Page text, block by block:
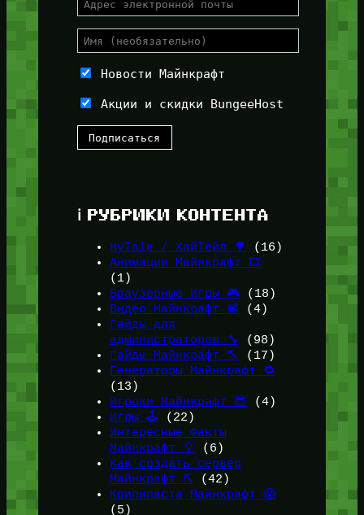
Новости Майнкрафт
Акции и скидки BungeeHost
ℹ️ РУБРИКИ КОНТЕНТА
HyTale / ХайТейл 🌳
(16)
Анимации Майнкрафт 🎞️
(1)
Браузерные Игры 🎮(18)
Видео Майнкрафт 📽️ (4)
Гайды для
администраторов 🔧
(98)
Гайды Майнкрафт 🔨
(17)
Генераторы Майнкрафт 🔁
(13)
Игроки Майнкрафт 😎 (4)
Игры 🕹️ (22)
Интересные Факты
Майнкрафт 💡(6)
Как создать сервер
Майнкрафт ⛏️ (42)
Крипипаста Майнкрафт 😱
(5)